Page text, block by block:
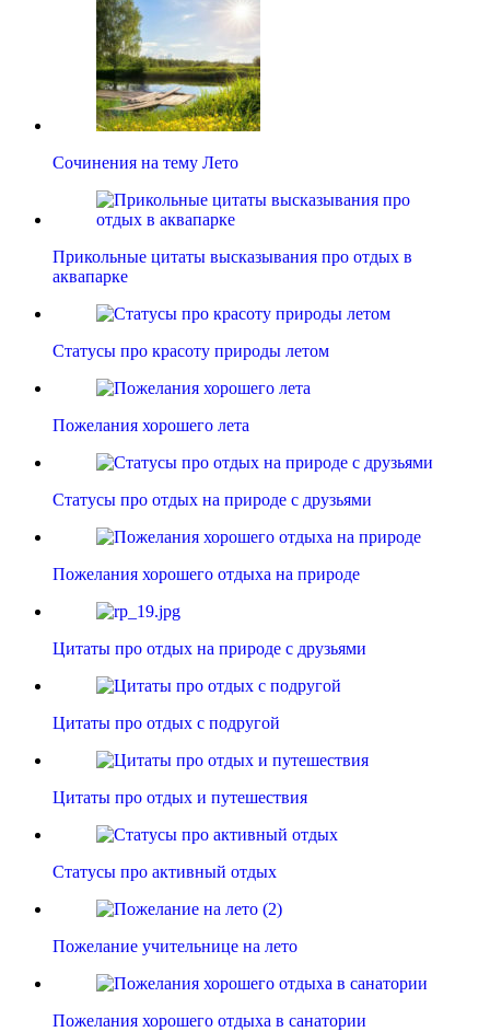
Сочинения на тему Лето
Прикольные цитаты высказывания про отдых в
аквапарке
Статусы про красоту природы летом
Пожелания хорошего лета
Статусы про отдых на природе с друзьями
Пожелания хорошего отдыха на природе
Цитаты про отдых на природе с друзьями
Цитаты про отдых с подругой
Цитаты про отдых и путешествия
Статусы про активный отдых
Пожелание учительнице на лето
Пожелания хорошего отдыха в санатории